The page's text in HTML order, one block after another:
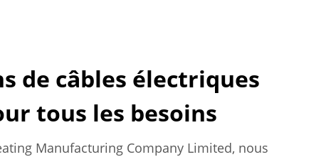
de câbles électriques
tous les besoins
Manufacturing Company Limited, nous